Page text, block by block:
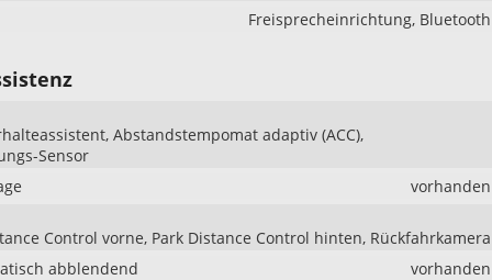
Freisprecheinrichtung, Bluetooth
Abstandstempomat adaptiv (ACC),
Sensor
vorhanden
Control vorne, Park Distance Control hinten, Rückfahrkamera
abblendend
vorhanden